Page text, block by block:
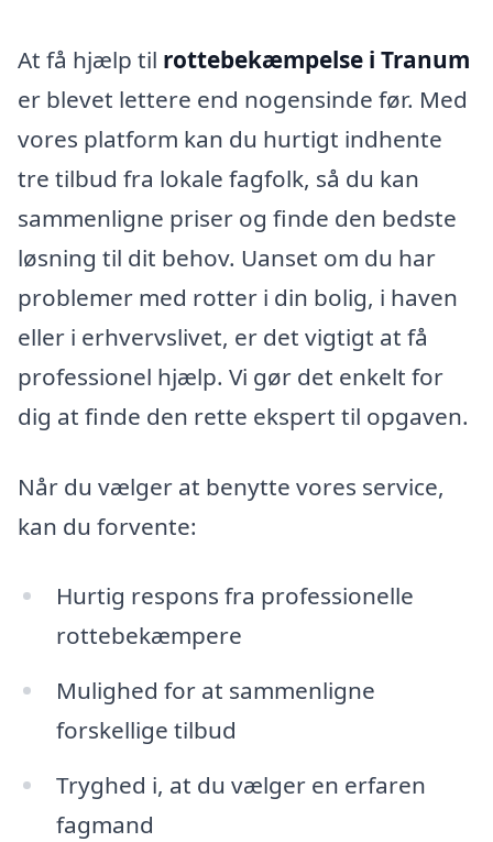
At få hjælp til rottebekæmpelse i Tranum
er blevet lettere end nogensinde før. Med
vores platform kan du hurtigt indhente
tre tilbud fra lokale fagfolk, så du kan
sammenligne priser og finde den bedste
løsning til dit behov. Uanset om du har
problemer med rotter i din bolig, i haven
eller i erhvervslivet, er det vigtigt at få
professionel hjælp. Vi gør det enkelt for
dig at finde den rette ekspert til opgaven.
Når du vælger at benytte vores service,
kan du forvente:
Hurtig respons fra professionelle
rottebekæmpere
Mulighed for at sammenligne
forskellige tilbud
Tryghed i, at du vælger en erfaren
fagmand